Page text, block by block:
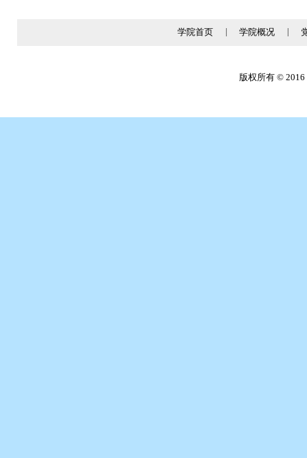
学院首页 学院概况
版权所有 © 2016